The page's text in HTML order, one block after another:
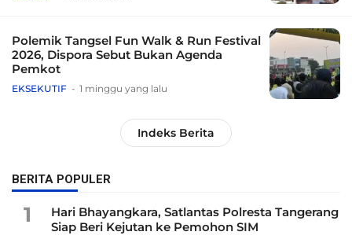
Polemik Tangsel Fun Walk & Run Festival
2026, Dispora Sebut Bukan Agenda
Pemkot
EKSEKUTIF 1 minggu yang lalu
Indeks Berita
BERITA POPULER
1
Hari Bhayangkara, Satlantas Polresta Tangerang
Siap Beri Kejutan ke Pemohon SIM